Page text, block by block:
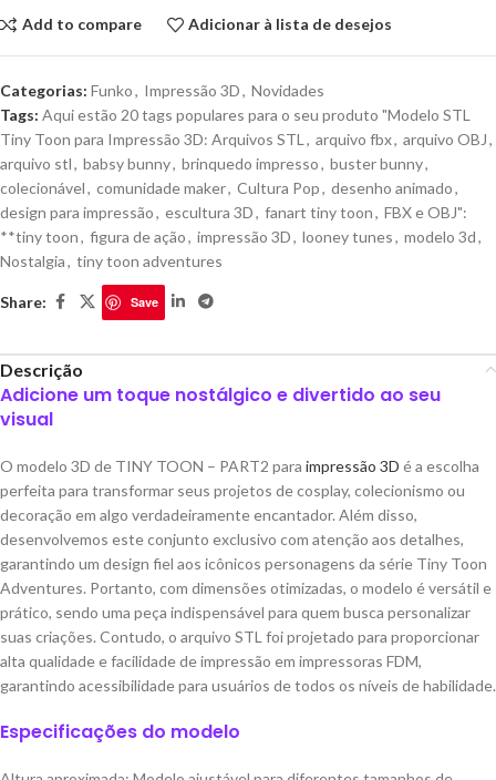
Add to compare Adicionar à lista de desejos
Categorias: Funko, Impressão 3D, Novidades
Tags: Aqui estão 20 tags populares para o seu produto "Modelo STL
Tiny Toon para Impressão 3D: Arquivos STL , arquivo fbx, arquivo OBJ,
arquivo stl, babsy bunny, brinquedo impresso, buster bunny,
colecionável, comunidade maker, Cultura Pop, desenho animado,
design para impressão, escultura 3D, fanart tiny toon, FBX e OBJ":
**tiny toon, figura de ação, impressão 3D, looney tunes, modelo 3d,
Nostalgia, tiny toon adventures
Share: Save
Descrição
Adicione um toque nostálgico e divertido ao seu
visual
O modelo 3D de TINY TOON – PART2 para impressão 3D é a escolha
perfeita para transformar seus projetos de cosplay, colecionismo ou
decoração em algo verdadeiramente encantador. Além disso,
desenvolvemos este conjunto exclusivo com atenção aos detalhes,
garantindo um design fiel aos icônicos personagens da série Tiny Toon
Adventures. Portanto, com dimensões otimizadas, o modelo é versátil e
prático, sendo uma peça indispensável para quem busca personalizar
suas criações. Contudo, o arquivo STL foi projetado para proporcionar
alta qualidade e facilidade de impressão em impressoras FDM,
garantindo acessibilidade para usuários de todos os níveis de habilidade.
Especificações do modelo